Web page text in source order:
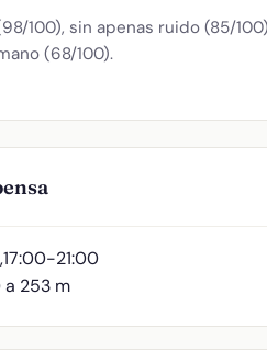
100), sin apenas ruido (85/
(68/100).
21:00
253 m